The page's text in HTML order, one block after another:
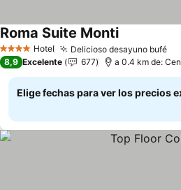
4 EstrellasHotel Delicioso desayuno bufé
Roma Suite Monti
8,9 Excelente 677 a 0.4 km de:
Elige fechas para ver los precios